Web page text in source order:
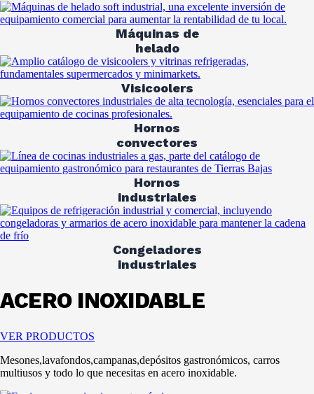
Máquinas de
helado
Visicoolers
Hornos
convectores
Hornos
industriales
Congeladores
industriales
ACERO INOXIDABLE
VER PRODUCTOS
Mesones,lavafondos,campanas,depósitos gastronómicos, carros
multiusos y todo lo que necesitas en acero inoxidable.